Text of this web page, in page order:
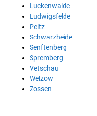
Luckenwalde
Ludwigsfelde
Peitz
Schwarzheide
Senftenberg
Spremberg
Vetschau
Welzow
Zossen